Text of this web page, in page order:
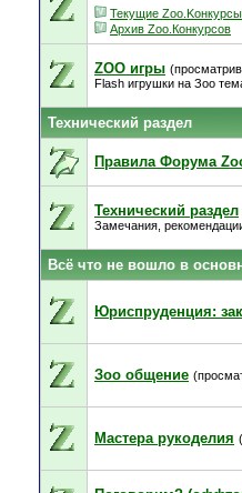
Текущие
Архив Zoo.Конкурсов
ZOO игры
Flash игрушки на Зоо
Технический раздел
Правила Форума
Технический раздел
Замечания,
Всё что не вошло в
Юриспруденция:
Зоо общение
Мастера рукоделия